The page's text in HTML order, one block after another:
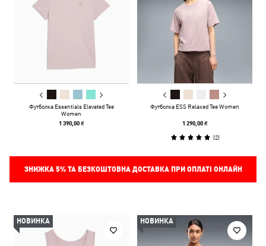
Футболка Essentials Elevated Tee
Women
1 390,00 ₴
Футболка ESS Relaxed Tee Women
1 290,00 ₴
(2)
ЗНИЖКА 5%ТА БЕЗКОШТОВНА ДОСТАВКА ПРИ ОПЛАТІ ОНЛАЙН
НОВИНКА НОВИНКА